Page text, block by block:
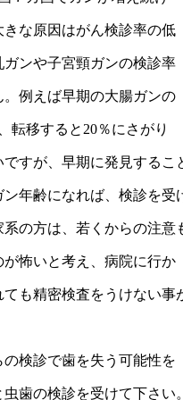
な原因はがん検診率の低
ンや子宮頸ガンの検診率
例えば早期の大腸ガンの
転移すると20％にさがり
すが、早期に発見するこ
年齢になれば、検診を受
の方は、若くからの注意
怖いと考え、病院に行か
も精密検査をうけない事
検診で歯を失う可能性を
歯の検診を受けて下さい。